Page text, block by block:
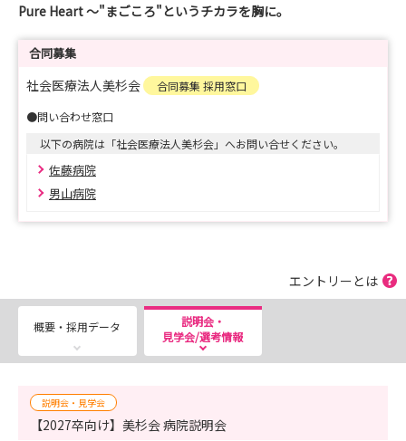
Pure Heart ～"まごころ"というチカラを胸に。
合同募集
社会医療法人美杉会
合同募集 採用窓口
●問い合わせ窓口
以下の病院は「社会医療法人美杉会」へお問い合せください。
佐藤病院
男山病院
エントリーとは
概要・採用データ
説明会・
見学会/選考情報
説明会・見学会
【2027卒向け】美杉会 病院説明会